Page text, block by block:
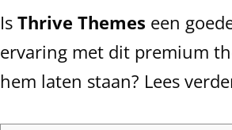
IsThrive Themes een
ervaring met dit premium
hem laten staan? Lees